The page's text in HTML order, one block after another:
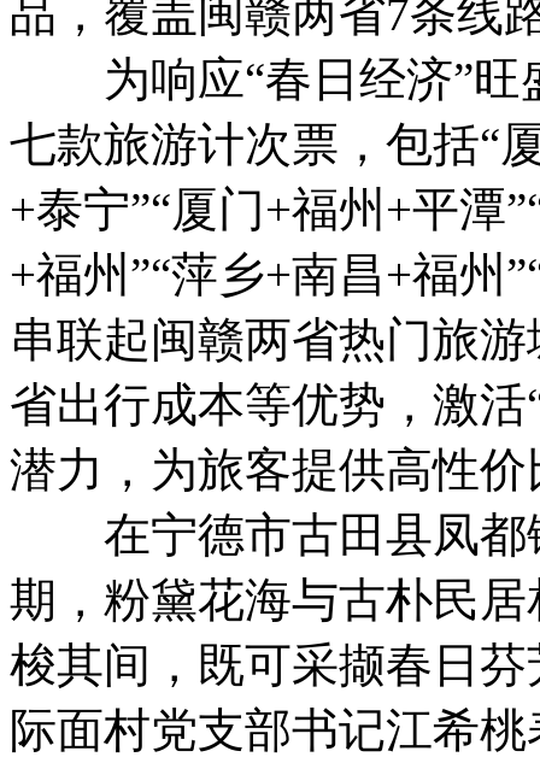
品，覆盖闽赣两省7条线
为响应“春日经济”旺
七款旅游计次票，包括“
+泰宁”“厦门+福州+平潭
+福州”“萍乡+南昌+福州
串联起闽赣两省热门旅
省出行成本等优势，激活
潜力，为旅客提供高性
在宁德市古田县凤都
期，粉黛花海与古朴民
梭其间，既可采撷春日
际面村党支部书记江希